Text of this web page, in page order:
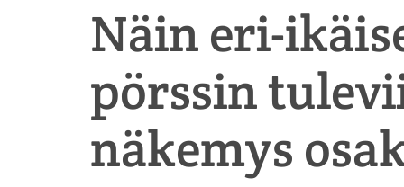
Näin eri-
pörssin
näkemys